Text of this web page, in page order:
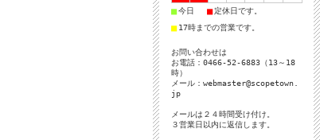
■今日 ■定休日です。
■ 17時までの営業です。
お問い合わせは
お電話：0466-52-6883（13～18
時）
メール： webmaster@scopetown.
jp
メールは２４時間受け付け。
３営業日以内に返信します。